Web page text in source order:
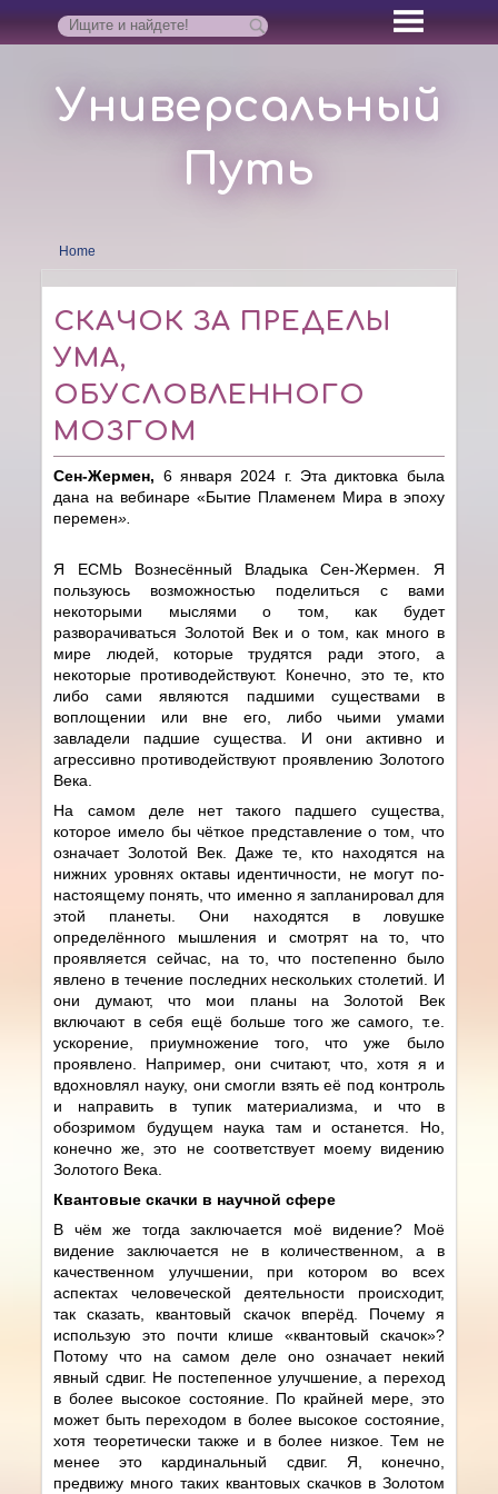
Универсальный
Путь
Home
СКАЧОК ЗА ПРЕДЕЛЫ
УМА,
ОБУСЛОВЛЕННОГО
МОЗГОМ
Сен-Жермен, 6 января 2024 г. Эта диктовка была
дана на вебинаре «Бытие Пламенем Мира в эпоху
перемен».
Я ЕСМЬ Вознесённый Владыка Сен-Жермен. Я
пользуюсь возможностью поделиться с вами
некоторыми мыслями о том, как будет
разворачиваться Золотой Век и о том, как много в
мире людей, которые трудятся ради этого, а
некоторые противодействуют. Конечно, это те, кто
либо сами являются падшими существами в
воплощении или вне его, либо чьими умами
завладели падшие существа. И они активно и
агрессивно противодействуют проявлению Золотого
Века.
На самом деле нет такого падшего существа,
которое имело бы чёткое представление о том, что
означает Золотой Век. Даже те, кто находятся на
нижних уровнях октавы идентичности, не могут по-
настоящему понять, что именно я запланировал для
этой планеты. Они находятся в ловушке
определённого мышления и смотрят на то, что
проявляется сейчас, на то, что постепенно было
явлено в течение последних нескольких столетий. И
они думают, что мои планы на Золотой Век
включают в себя ещё больше того же самого, т.е.
ускорение, приумножение того, что уже было
проявлено. Например, они считают, что, хотя я и
вдохновлял науку, они смогли взять её под контроль
и направить в тупик материализма, и что в
обозримом будущем наука там и останется. Но,
конечно же, это не соответствует моему видению
Золотого Века.
Квантовые скачки в научной сфере
В чём же тогда заключается моё видение? Моё
видение заключается не в количественном, а в
качественном улучшении, при котором во всех
аспектах человеческой деятельности происходит,
так сказать, квантовый скачок вперёд. Почему я
использую это почти клише «квантовый скачок»?
Потому что на самом деле оно означает некий
явный сдвиг. Не постепенное улучшение, а переход
в более высокое состояние. По крайней мере, это
может быть переходом в более высокое состояние,
хотя теоретически также и в более низкое. Тем не
менее это кардинальный сдвиг. Я, конечно,
предвижу много таких квантовых скачков в Золотом